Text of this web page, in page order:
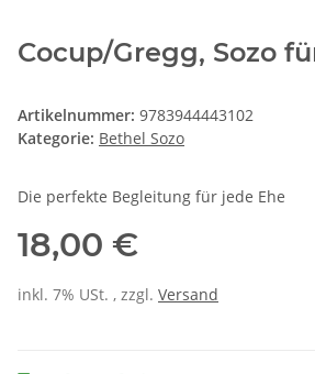
Cocup/Gregg, Sozo
Artikelnummer: 9783944443102
Kategorie: Bethel Sozo
Die perfekte Begleitung für jede Ehe
18,00 €
inkl. 7% USt. , zzgl. Versand